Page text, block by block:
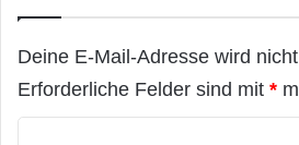
Deine E-Mail-Adresse wird
Erforderliche Felder sind mit *